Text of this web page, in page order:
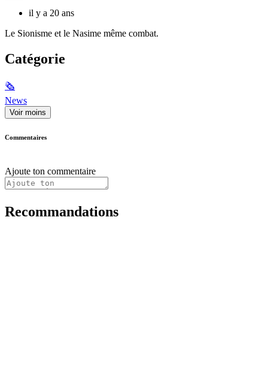
il y a 20 ans
Le Sionisme et le Nasime même combat.
Catégorie
🗞
News
Voir moins
Commentaires
Ajoute ton commentaire
Recommandations